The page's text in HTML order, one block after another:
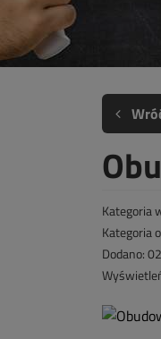
Kategoria
Kategoria
Dodano: